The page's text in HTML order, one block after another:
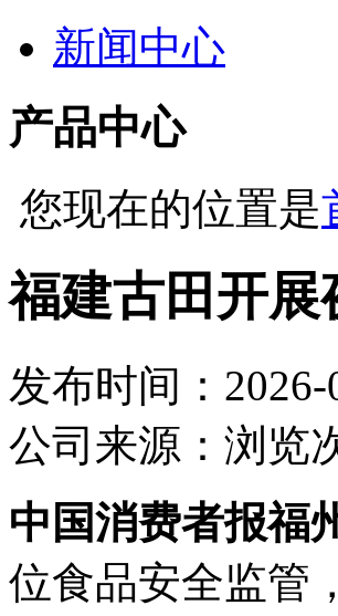
新闻中心
产品中心
您现在的位置是
福建古田开
发布时间：2026-
公司 来源： 浏览
中国消费者报福
位食品安全监管